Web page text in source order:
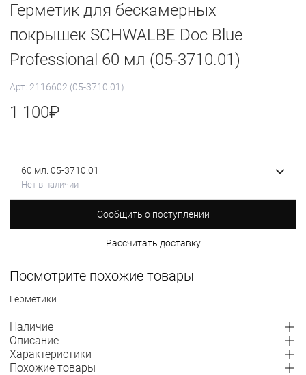
Герметик для бескамерных
покрышек SCHWALBE Doc Blue
Professional 60 мл (05-3710.01)
Арт: 2116602 (05-3710.01)
1 100₽
60 мл. 05-3710.01
Нет в наличии
Сообщить о поступлении
Рассчитать доставку
Посмотрите похожие товары
Герметики
Наличие
Описание
Характеристики
Похожие товары